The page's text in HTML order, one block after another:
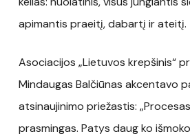
apimantis praeitį, dabartį ir ateitį.
Asociacijos „Lietuvos krepšinis“
Mindaugas Balčiūnas akcentavo
atsinaujinimo priežastis:
prasmingas. Patys daug ko